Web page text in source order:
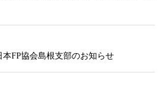
本FP協会島根支部のお知らせ